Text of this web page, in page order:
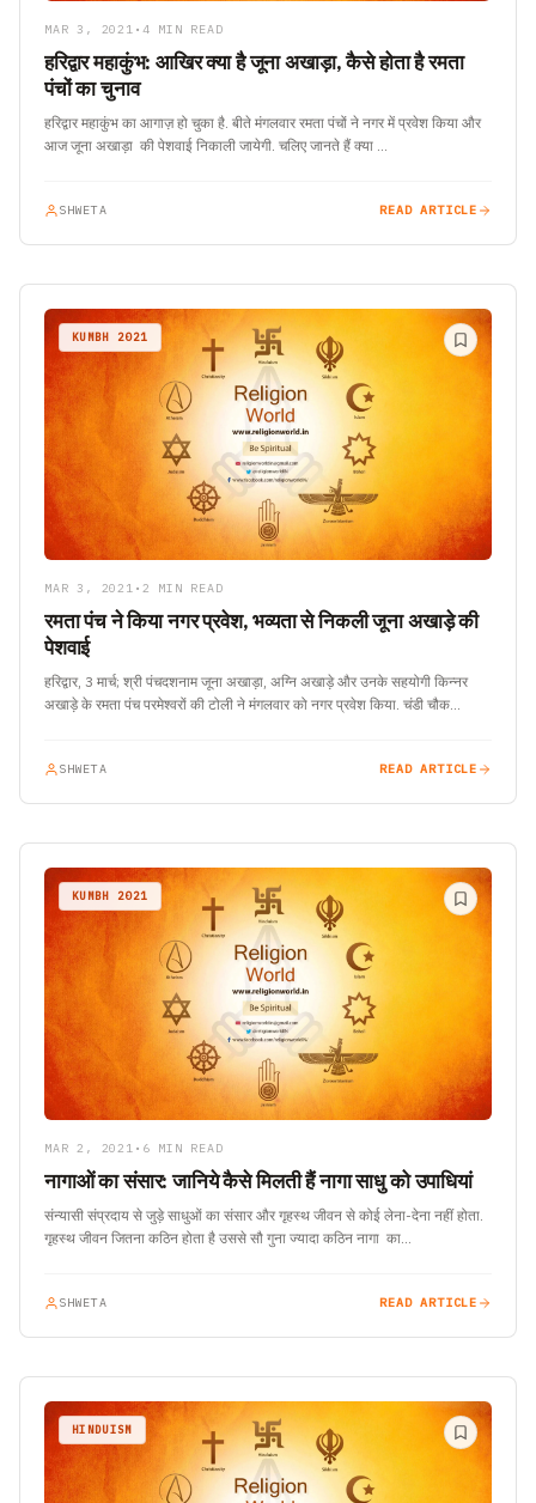
MAR 3, 2021 • 4 MIN READ
हरिद्वार महाकुंभ: आखिर क्या है जूना अखाड़ा, कैसे होता है रमता
पंचों का चुनाव
हरिद्वार महाकुंभ का आगाज़ हो चुका है. बीते मंगलवार रमता पंचों ने नगर में प्रवेश किया और
आज जूना अखाड़ा की पेशवाई निकाली जायेगी. चलिए जानते हैं क्या …
SHWETA READ ARTICLE
KUMBH 2021
MAR 3, 2021 • 2 MIN READ
रमता पंच ने किया नगर प्रवेश, भव्यता से निकली जूना अखाड़े की
पेशवाई
हरिद्वार, 3 मार्च; श्री पंचदशनाम जूना अखाड़ा, अग्नि अखाड़े और उनके सहयोगी किन्नर
अखाड़े के रमता पंच परमेश्वरों की टोली ने मंगलवार को नगर प्रवेश किया. चंडी चौक…
SHWETA READ ARTICLE
KUMBH 2021
MAR 2, 2021 • 6 MIN READ
नागाओं का संसार: जानिये कैसे मिलती हैं नागा साधु को उपाधियां
संन्यासी संप्रदाय से जुड़े साधुओं का संसार और गृहस्थ जीवन से कोई लेना-देना नहीं होता.
गृहस्थ जीवन जितना कठिन होता है उससे सौ गुना ज्यादा कठिन नागा का…
SHWETA READ ARTICLE
HINDUISM